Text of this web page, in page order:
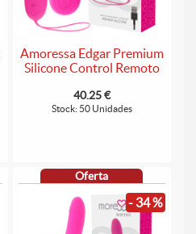
Amoressa Edgar Premium
Silicone Control Remoto
40.25 €
Stock: 50 Unidades
Oferta
- 34 %